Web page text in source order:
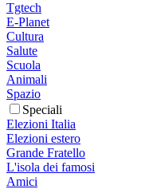
Tgtech
E-Planet
Cultura
Salute
Scuola
Animali
Spazio
Speciali
Elezioni Italia
Elezioni estero
Grande Fratello
L'isola dei famosi
Amici